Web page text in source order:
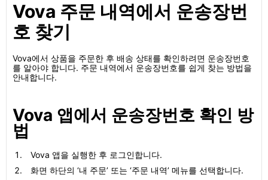
Vova 주문 내역에서 운송장번
호 찾기
Vova에서 상품을 주문한 후 배송 상태를 확인하려면 운송장번호
를 알아야 합니다. 주문 내역에서 운송장번호를 쉽게 찾는 방법을
안내합니다.
Vova 앱에서 운송장번호 확인 방
법
Vova 앱을 실행한 후 로그인합니다.
화면 하단의 ‘내 주문’ 또는 ‘주문 내역’ 메뉴를 선택합니다.